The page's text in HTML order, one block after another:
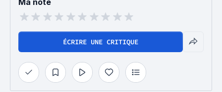
Ma note
ÉCRIRE UNE CRITIQUE